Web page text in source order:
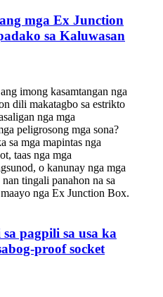
mga Ex Junction
sa Kaluwasan
imong kasamtangan nga
dili makatagbo sa estrikto
nga mga
peligrosong mga sona?
sa mga mapintas nga
taas nga mga
o kanunay nga mga
tingali panahon na sa
nga Ex Junction Box.
pagpili sa usa ka
proof socket